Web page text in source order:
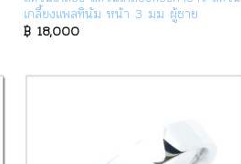
เกลี้ยงแพลทินัม หน้า 3 มม ผู้ชาย
฿ 18,000